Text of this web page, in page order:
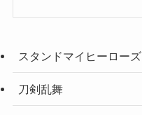
スタンドマイヒーローズ
刀剣乱舞